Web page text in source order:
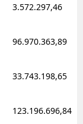
3.572.297,46
96.970.363,89
33.743.198,65
123.196.696,84